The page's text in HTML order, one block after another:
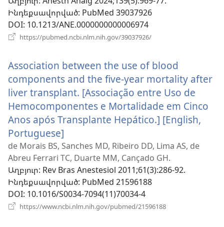
Ինդեքսավորված‎: PubMed 39037926
DOI‎: 10.1213/ANE.0000000000006974
https://pubmed.ncbi.nlm.nih.gov/39037926/
պատուհան)
Association between the use of blood
components and the five-year mortality after
liver transplant. [Associação entre Uso de
Hemocomponentes e Mortalidade em Cinco
Anos após Transplante Hepático.] [English,
Portuguese]
է
նոր
պատուհան)
de Morais BS, Sanches MD, Ribeiro DD, Lima AS, de
Abreu Ferrari TC, Duarte MM, Cançado GH.
Աղբյուր‎: Rev Bras Anestesiol 2011;61(3):286-92.
Ինդեքսավորված‎: PubMed 21596188
DOI‎: 10.1016/S0034-7094(11)70034-4
https://www.ncbi.nlm.nih.gov/pubmed/21596188